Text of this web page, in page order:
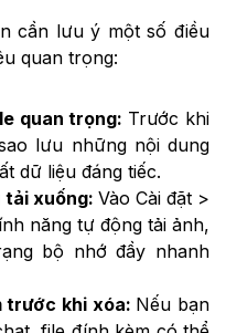
cần lưu ý một số điều
quan trọng:
quan trọng: Trước khi
lưu những nội dung
dữ liệu đáng tiếc.
tải xuống: Vào Cài đặt >
năng tự động tải ảnh,
bộ nhớ đầy nhanh
trước khi xóa: Nếu bạn